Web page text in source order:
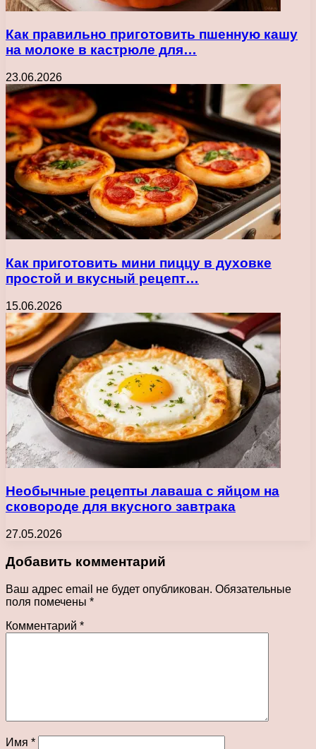
Как правильно приготовить пшенную кашу
на молоке в кастрюле для…
23.06.2026
Как приготовить мини пиццу в духовке
простой и вкусный рецепт…
15.06.2026
Необычные рецепты лаваша с яйцом на
сковороде для вкусного завтрака
27.05.2026
Добавить комментарий
Ваш адрес email не будет опубликован. Обязательные
поля помечены *
Комментарий *
Имя *